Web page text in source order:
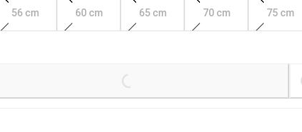
56 cm 60 cm 65 cm 70 cm 75 cm
Loading...